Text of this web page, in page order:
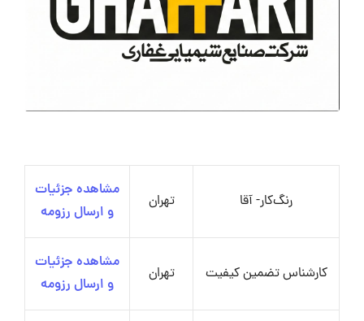
رنگ‌کار- آقا تهران
مشاهده جزئیات
و ارسال رزومه
کارشناس تضمین کیفیت تهران
مشاهده جزئیات
و ارسال رزومه